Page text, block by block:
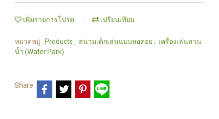
เพิ่มรายการโปรด เปรียบเทียบ
หมวดหมู่ : Products , สนามเด็กเล่นแบบหอคอย , เครื่องเล่นสวน
น้ำ (Water Park)
Share